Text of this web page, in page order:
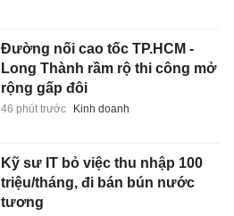
Đường nối cao tốc TP.HCM -
Long Thành rầm rộ thi công mở
rộng gấp đôi
46 phút trước Kinh doanh
Kỹ sư IT bỏ việc thu nhập 100
triệu/tháng, đi bán bún nước
tương